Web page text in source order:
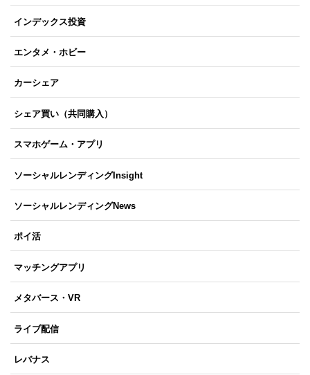
インデックス投資
エンタメ・ホビー
カーシェア
シェア買い（共同購入）
スマホゲーム・アプリ
ソーシャルレンディングInsight
ソーシャルレンディングNews
ポイ活
マッチングアプリ
メタバース・VR
ライブ配信
レバナス